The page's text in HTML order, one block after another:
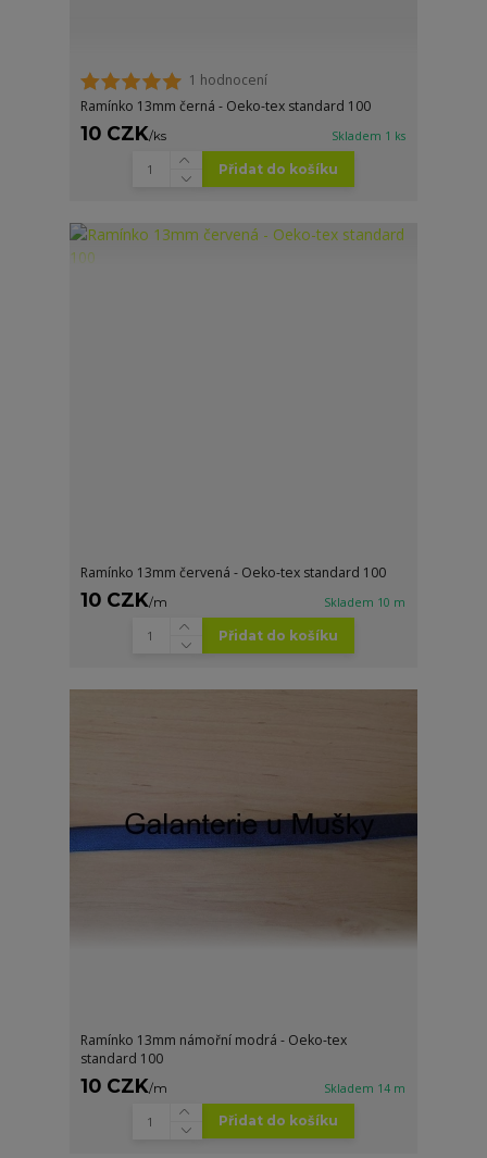
1 hodnocení
Ramínko 13mm černá - Oeko-tex standard 100
10 CZK/ks Skladem 1 ks
Přidat do košíku
Ramínko 13mm červená - Oeko-tex standard 100
10 CZK/m Skladem 10 m
Přidat do košíku
Ramínko 13mm námořní modrá - Oeko-tex
standard 100
10 CZK/m Skladem 14 m
Přidat do košíku